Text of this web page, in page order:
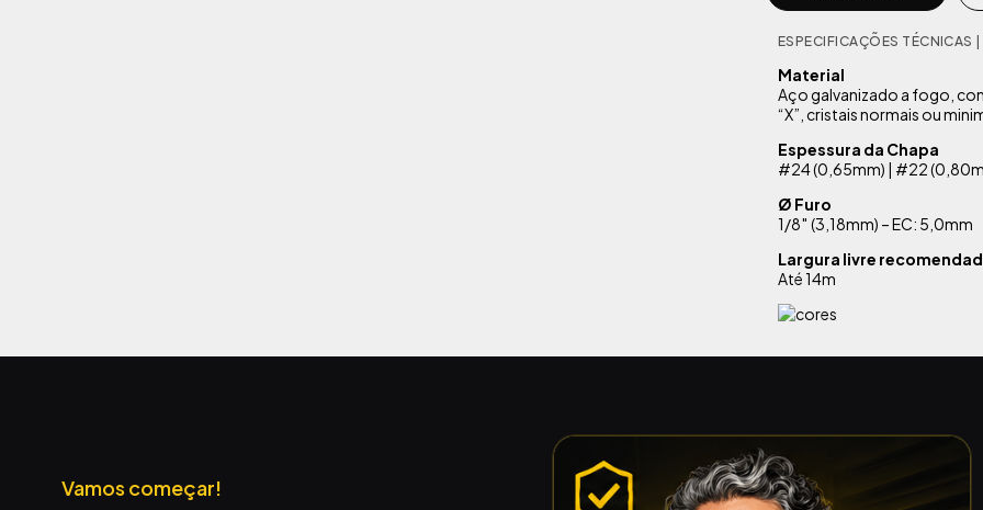
ESPECIFICAÇÕES TÉCNICAS
Material
Aço galvanizado a fogo,
“X”, cristais normais ou
Espessura da Chapa
#24 (0,65mm) | #22
Ø Furo
1/8″ (3,18mm) – EC: 5,0mm
Largura livre
Até 14m
Vamos começar!